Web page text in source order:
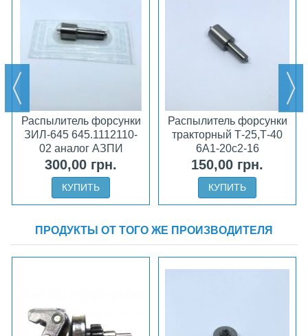
Распылитель форсунки
ЗИЛ-645 645.1112110-
02 аналог АЗПИ
300,00 грн.
КУПИТЬ
Распылитель форсунки
тракторный Т-25,Т-40
6А1-20с2-16
150,00 грн.
КУПИТЬ
ПРОДУКТЫ ОТ ТОГО ЖЕ ПРОИЗВОДИТЕЛЯ